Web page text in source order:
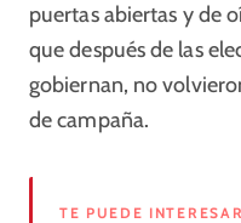
puertas abiertas y de
que después de las
gobiernan, no
de campaña.
TE PUEDE INTERESAR